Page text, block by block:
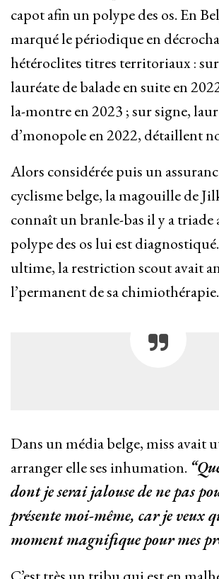
capot afin un polype des os. En
marqué le périodique en
hétéroclites titres territoriaux :
lauréate de balade en suite en
la-montre en 2023 ; sur signe,
d’monopole en 2022, détaillent
Alors considérée puis un
cyclisme belge, la magouille de
connaît un branle-bas il y a triade
polype des os lui est
ultime, la restriction scout avait
l’permanent de sa chimiothérapie.
Dans un média belge, miss avait
arranger elle ses inhumation.
dont je serai jalouse de ne pas
présente moi-même, car je veux
moment magnifique pour mes